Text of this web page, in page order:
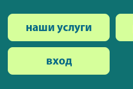
наши услуги
вход